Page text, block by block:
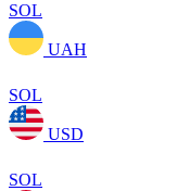
SOL
UAH
SOL
USD
SOL